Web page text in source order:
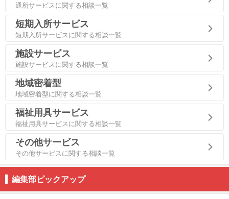
通所サービスに関する相談一覧
短期入所サービス
短期入所サービスに関する相談一覧
施設サービス
施設サービスに関する相談一覧
地域密着型
地域密着型に関する相談一覧
福祉用具サービス
福祉用具サービスに関する相談一覧
その他サービス
その他サービスに関する相談一覧
編集部ピックアップ